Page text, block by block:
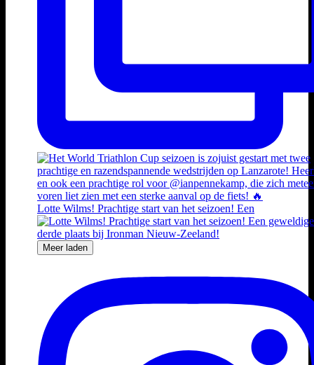
Lotte Wilms! Prachtige start van het seizoen! Een
Meer laden